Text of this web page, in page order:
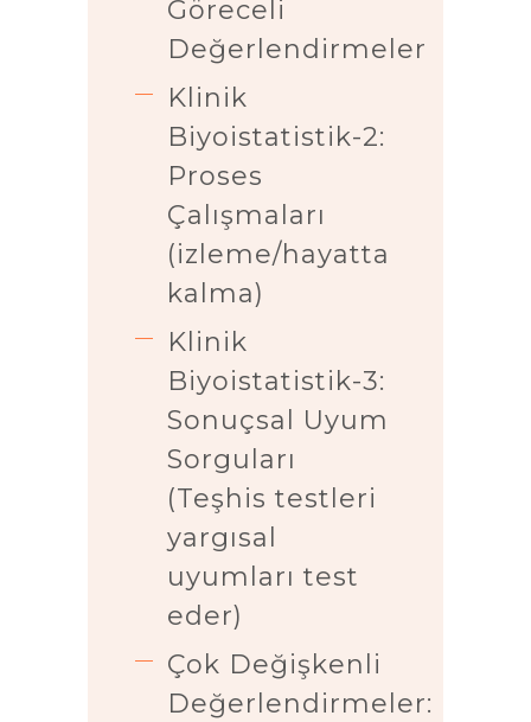
Göreceli
Değerlendirmeler
Klinik
Biyoistatistik-2:
Proses
Çalışmaları
(izleme/hayatta
kalma)
Klinik
Biyoistatistik-3:
Sonuçsal Uyum
Sorguları
(Teşhis testleri
yargısal
uyumları test
eder)
Çok Değişkenli
Değerlendirmeler: